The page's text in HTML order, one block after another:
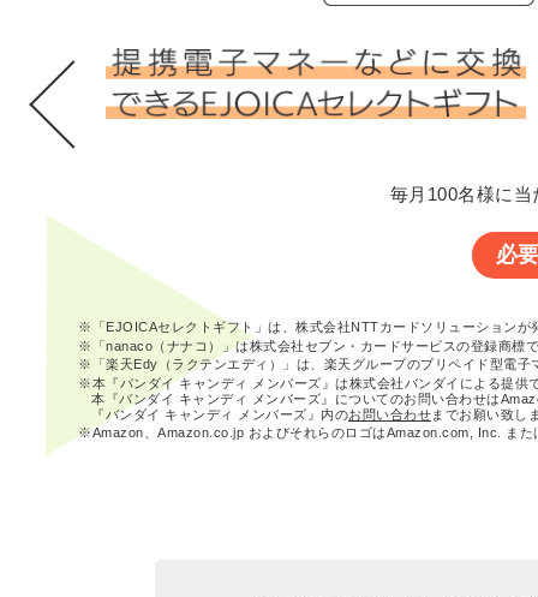
毎月100名様に
必
※「EJOICAセレクトギフト」は、株式会社NTTカードソリューションが
※「nanaco（ナナコ）」は株式会社セブン・カードサービスの登録商標
※「楽天Edy（ラクテンエディ）」は、楽天グループのプリペイド型電子
※本『バンダイ キャンディ メンバーズ』は株式会社バンダイによる提供
本『バンダイ キャンディ メンバーズ』についてのお問い合わせは
『バンダイ キャンディ メンバーズ』内のお問い合わせまでお願い致し
※Amazon、Amazon.co.jp およびそれらのロゴはAmazon.com, Inc. また